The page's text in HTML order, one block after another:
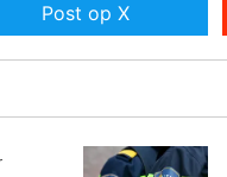
Post op X